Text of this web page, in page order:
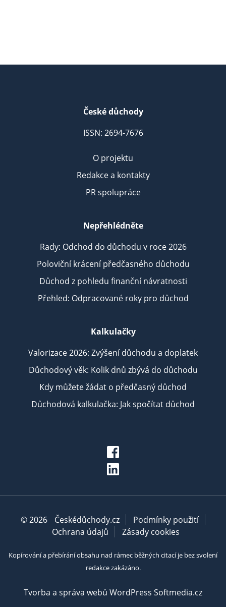
České důchody
ISSN: 2694-7676
O projektu
Redakce a kontakty
PR spolupráce
Nepřehlédněte
Rady: Odchod do důchodu v roce 2026
Poloviční krácení předčasného důchodu
Důchod z pohledu finanční návratnosti
Přehled: Odpracované roky pro důchod
Kalkulačky
Valorizace 2026: Zvýšení důchodu a doplatek
Důchodový věk: Kolik dnů zbývá do důchodu
Kdy můžete žádat o předčasný důchod
Důchodová kalkulačka: Jak spočítat důchod
© 2026 Českédůchody.cz
Podmínky použití
Ochrana údajů
Zásady cookies
Kopírování a přebírání obsahu nad rámec běžných citací je bez svolení
redakce zakázáno.
Tvorba a správa webů WordPress Softmedia.cz